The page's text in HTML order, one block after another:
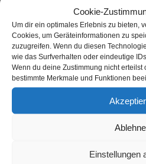
Cookie-
Um dir ein optimales Erlebnis zu bieten,
Cookies, um Geräteinformationen zu
zuzugreifen. Wenn du diesen
wie das Surfverhalten oder eindeutige
Wenn du deine Zustimmung nicht erteilst
bestimmte Merkmale und Funktionen
Einstellungen